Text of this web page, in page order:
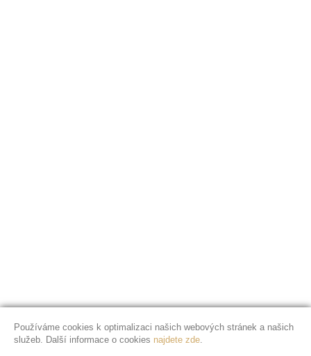
Používáme cookies k optimalizaci našich webových stránek a našich
služeb. Další informace o cookies najdete zde.